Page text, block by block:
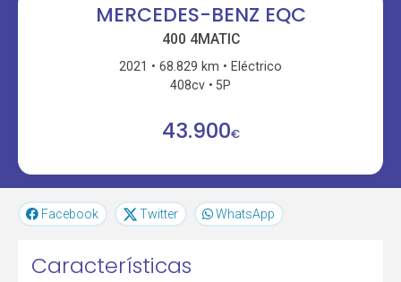
MERCEDES-BENZ EQC
400 4MATIC
2021 68.829 km
Eléctrico
408cv
5P
43.900€
Facebook Twitter WhatsApp
Características